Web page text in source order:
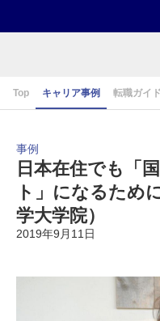
Top キャリア事例 転職ガイド
事例
日本在住でも「
ト」になるため
学大学院）
2019年9月11日